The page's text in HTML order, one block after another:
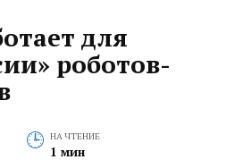
для
роботов-
НА ЧТЕНИЕ
1 мин